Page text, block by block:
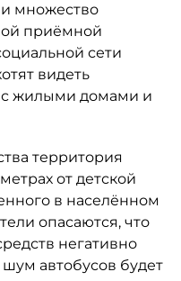
множество
приёмной
сети
видеть
с жилыми домами и
территория
от детской
в населённом
опасаются, что
негативно
автобусов будет